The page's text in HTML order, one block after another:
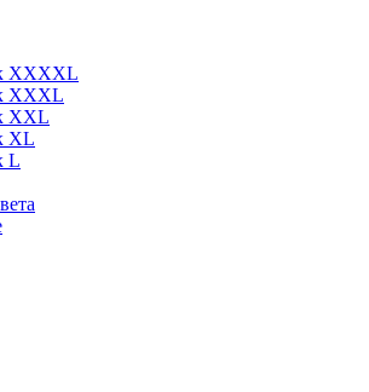
XXXXL
XXXL
XXL
XL
L